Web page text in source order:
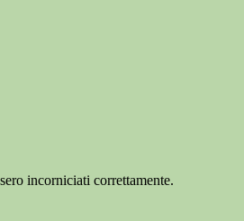
incorniciati correttamente.